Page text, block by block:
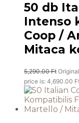
50 db
Intenso
Coop /
Mitaca
5,290.00Ft
price is: 4,690.00